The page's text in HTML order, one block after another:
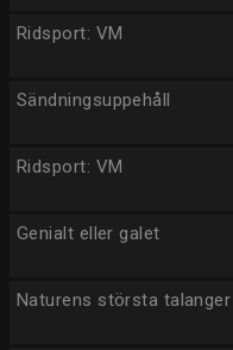
Ridsport: VM
Sändningsuppehåll
Ridsport: VM
Genialt eller galet
Naturens största talanger